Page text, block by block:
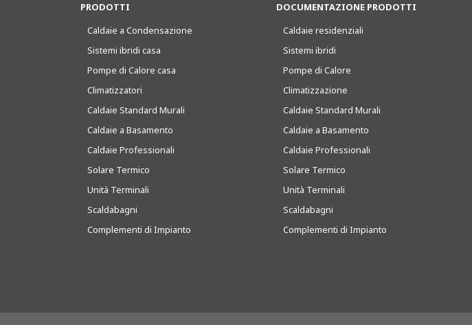
PRODOTTI
Caldaie a Condensazione
Sistemi ibridi casa
Pompe di Calore casa
Climatizzatori
Caldaie Standard Murali
Caldaie a Basamento
Caldaie Professionali
Solare Termico
Unità Terminali
Scaldabagni
Complementi di Impianto
DOCUMENTAZIONE PRODOTTI
Caldaie residenziali
Sistemi ibridi
Pompe di Calore
Climatizzazione
Caldaie Standard Murali
Caldaie a Basamento
Caldaie Professionali
Solare Termico
Unità Terminali
Scaldabagni
Complementi di Impianto